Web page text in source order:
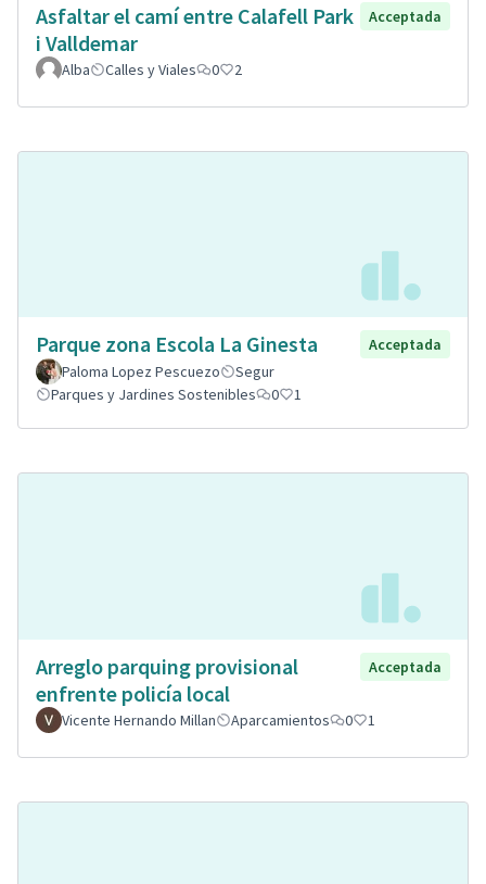
Asfaltar el camí entre Calafell Park
i Valldemar
Acceptada
Alba Calles y Viales 0 2
Parque zona Escola La Ginesta
Acceptada
Paloma Lopez Pescuezo
Segur
Parques y Jardines Sostenibles
0 1
Arreglo parquing provisional
enfrente policía local
Acceptada
Vicente Hernando Millan Aparcamientos 0 1